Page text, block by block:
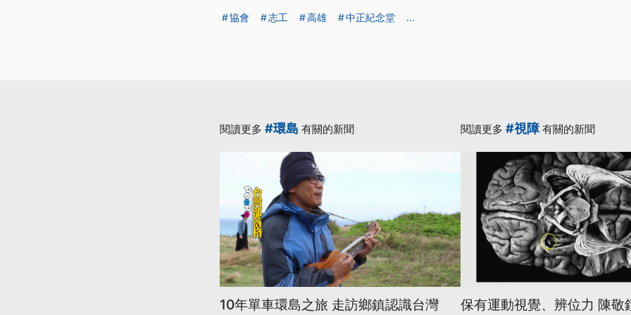
協會 志工 高雄 中正紀念堂 ...
閱讀更多 #環島 有關的新聞
10年單車環島之旅 走訪鄉鎮認識台灣
閱讀更多 #視障有關的新聞
保有運動視覺、辨位力 陳敬